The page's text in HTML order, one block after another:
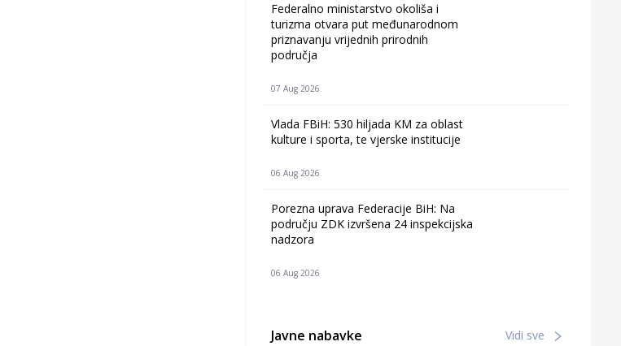
Federalno ministarstvo okoliša i
turizma otvara put međunarodnom
priznavanju vrijednih prirodnih
područja
07 Aug 2026
Vlada FBiH: 530 hiljada KM za oblast
kulture i sporta, te vjerske institucije
06 Aug 2026
Porezna uprava Federacije BiH: Na
području ZDK izvršena 24 inspekcijska
nadzora
06 Aug 2026
Javne nabavke Vidi sve